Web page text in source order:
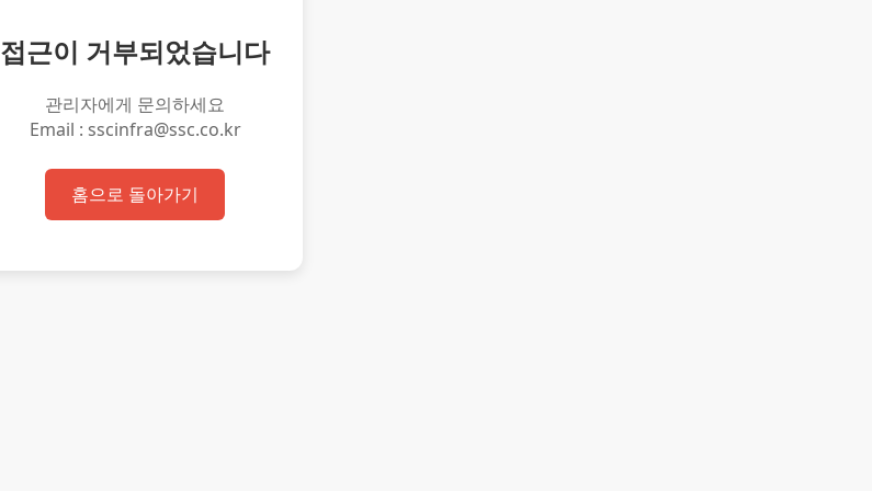
접근이 거부되었습니다
관리자에게 문의하세요
Email : sscinfra@ssc.co.kr
홈으로 돌아가기